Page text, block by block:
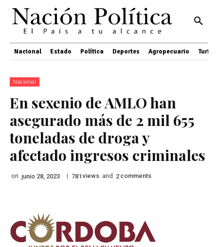
Nacional Estado Política Deportes Agropecuario
Nacional
En sexenio de AMLO han
asegurado más de 2 mil 655
toneladas de droga y
afectado ingresos criminales
on junio 28, 2023 | 781 views and 2 comments